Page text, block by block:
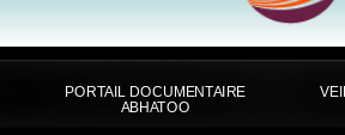
PORTAIL DOCUMENTAIRE
ABHATOO